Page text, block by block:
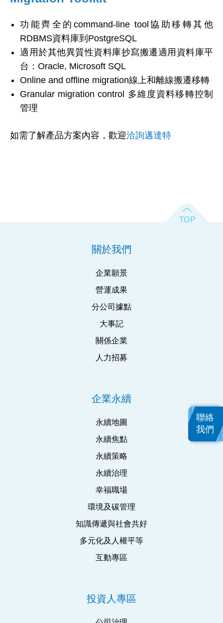
功能齊全的command-line tool協助移轉其他
RDBMS資料庫到PostgreSQL
適用於其他異質性資料庫抄寫搬遷適用資料庫平
台：Oracle, Microsoft SQL
Online and offline migration線上和離線搬遷移轉
Granular migration control 多維度資料移轉控制
管理
如需了解產品方案內容，歡迎洽詢邁達特
關於我們
企業願景
營運成果
分公司據點
大事記
關係企業
人力招募
企業永續
永續地圖
永續焦點
永續策略
永續治理
幸福職場
環境及碳管理
知識傳遞與社會共好
多元化及人權平等
互動專區
投資人專區
聯絡
我們